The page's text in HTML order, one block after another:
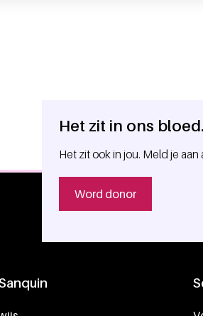
Het zit in ons
Het zit ook in jou. Meld je aan
Word donor